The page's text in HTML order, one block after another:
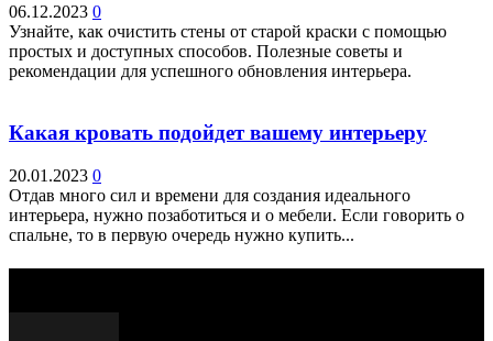
06.12.2023 0
Узнайте, как очистить стены от старой краски с помощью
простых и доступных способов. Полезные советы и
рекомендации для успешного обновления интерьера.
Какая кровать подойдет вашему интерьеру
20.01.2023 0
Отдав много сил и времени для создания идеального
интерьера, нужно позаботиться и о мебели. Если говорить о
спальне, то в первую очередь нужно купить...